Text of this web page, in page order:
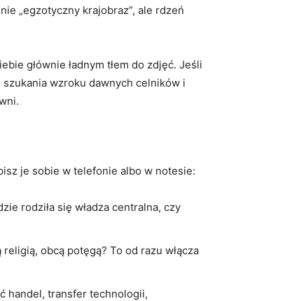
„egzotyczny krajobraz”, ale rdzeń
głównie ładnym tłem do zdjęć. Jeśli
szukania wzroku dawnych celników i
je sobie w telefonie albo w notesie:
rodziła się władza centralna, czy
obcą potęgą? To od razu włącza
handel, transfer technologii,